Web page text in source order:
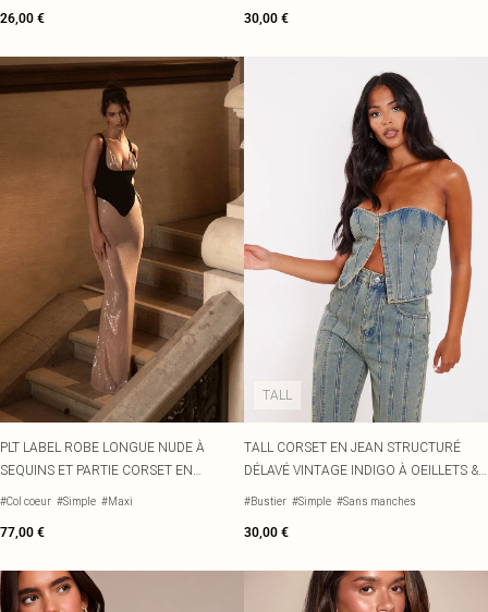
26,00 € 30,00 €
PLT LABEL ROBE LONGUE NUDE À
SEQUINS ET PARTIE CORSET EN
VELOURS CONTRASTANTE
#Col coeur #Simple #Maxi
77,00 €
TALL
TALL CORSET EN JEAN STRUCTURÉ
DÉLAVÉ VINTAGE INDIGO À OEILLETS &
AGRAFES
#Bustier #Simple #Sans manches
30,00 €